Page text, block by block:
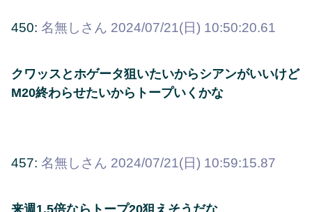
450: 名無しさん 2024/07/21(日) 10:50:20.61
クワッスとホゲータ狙いたいからシアンがいいけど
M20終わらせたいからトープいくかな
457: 名無しさん 2024/07/21(日) 10:59:15.87
来週1.5倍ならトープ20狙えそうだな